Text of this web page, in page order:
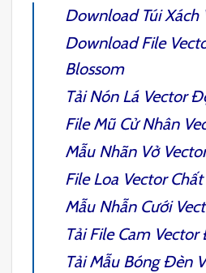
Download Túi Xách
Download File
Blossom
TảiNón Lá Vector
FileMũ Cử Nhân
Mẫu Nhãn Vở Vector
FileLoa VectorChất
Mẫu Nhẫn Cưới
Tải File Cam Vector
Tải Mẫu Bóng Đèn